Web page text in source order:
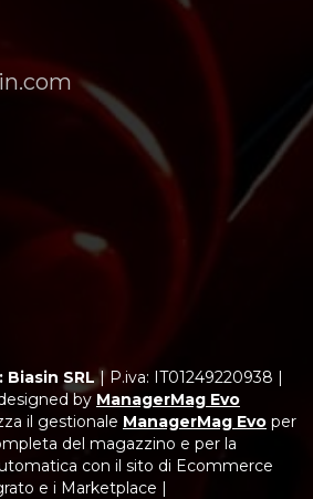
SRL| P.iva: IT01249220938 |
by ManagerMag Evo
il gestionale ManagerMag Evo per
del magazzino e per la
con il sito di Ecommerce
e i Marketplace |